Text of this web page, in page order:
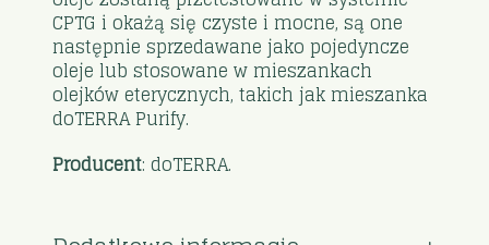
CPTG i okażą się czyste i mocne, są one
następnie sprzedawane jako pojedyncze
oleje lub stosowane w mieszankach
olejków eterycznych, takich jak mieszanka
doTERRA Purify.
Producent: doTERRA.